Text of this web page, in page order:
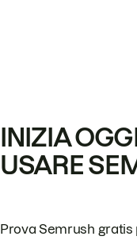
INIZIA
USARE
Prova Semrush gratis